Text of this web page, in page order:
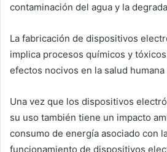
contaminación del agua y la
La fabricación de dispositivos
implica procesos químicos y
efectos nocivos en la salud
Una vez que los dispositivos
su uso también tiene un impacto
consumo de energía asociado con
funcionamiento de dispositivos